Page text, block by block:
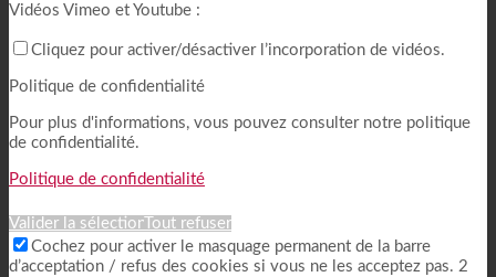
Vidéos Vimeo et Youtube :
Cliquez pour activer/désactiver l’incorporation de vidéos.
Politique de confidentialité
Pour plus d'informations, vous pouvez consulter notre politique
de confidentialité.
Politique de confidentialité
Valider la sélection Tout refuser
Cochez pour activer le masquage permanent de la barre
d’acceptation / refus des cookies si vous ne les acceptez pas. 2